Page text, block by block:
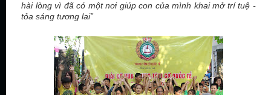
hài lòng vì đã có một nơi giúp con của mình khai mở trí tuệ -
tỏa sáng tương lai”